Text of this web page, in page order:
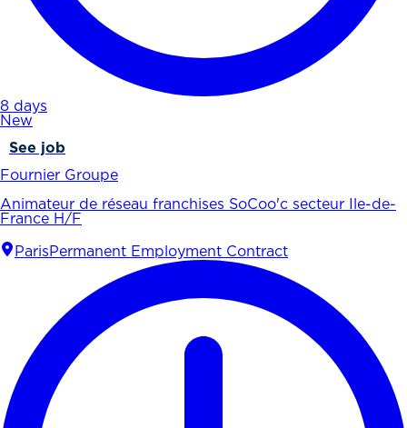
8 days
New
See job
Fournier Groupe
Animateur de réseau franchises SoCoo'c secteur Ile-de-
France H/F
Paris Permanent Employment Contract